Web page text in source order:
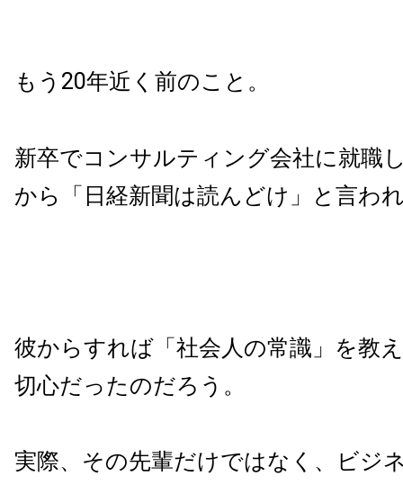
もう20年近く前のこと。
新卒でコンサルティング会社に就職
から「日経新聞は読んどけ」と言わ
彼からすれば「社会人の常識」を教
切心だったのだろう。
実際、その先輩だけではなく、ビジ